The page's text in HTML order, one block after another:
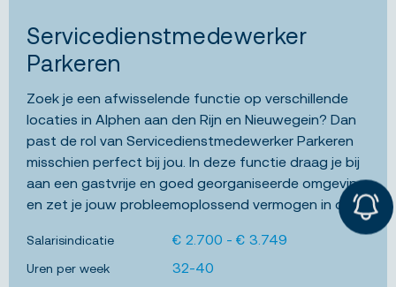
Servicedienstmedewerker
Parkeren
Zoek je een afwisselende functie op verschillende
locaties in Alphen aan den Rijn en Nieuwegein? Dan
past de rol van Servicedienstmedewerker Parkeren
misschien perfect bij jou. In deze functie draag je bij
aan een gastvrije en goed georganiseerde omgeving
en zet je jouw probleemoplossend vermogen in om
Salarisindicatie € 2.700 - € 3.749
Uren per week 32-40